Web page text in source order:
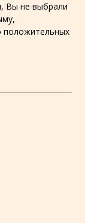
Вы не выбрали
положительных